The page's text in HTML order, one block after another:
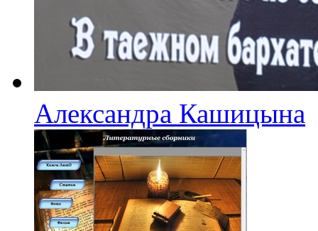
Александра Кашицына